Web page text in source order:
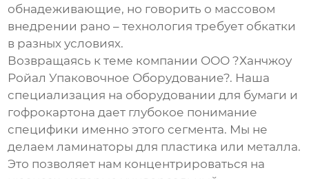
обнадеживающие, но говорить о массовом
внедрении рано – технология требует обкатки
в разных условиях.
Возвращаясь к теме компании ООО ?Ханчжоу
Ройал Упаковочное Оборудование?. Наша
специализация на оборудовании для бумаги и
гофрокартона дает глубокое понимание
специфики именно этого сегмента. Мы не
делаем ламинаторы для пластика или металла.
Это позволяет нам концентрироваться на